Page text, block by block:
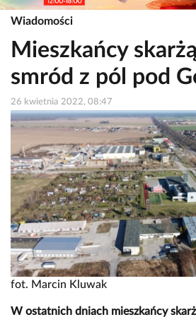
Wiadomości
Mieszkańcy
smród z pól pod
26 kwietnia 2022, 08:47
fot. Marcin Kluwak
W ostatnich dniach mieszkańcy